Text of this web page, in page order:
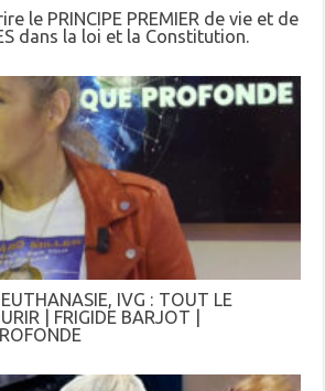
le PRINCIPE PREMIER de vie et de
dans la loi et la Constitution.
EUTHANASIE, IVG : TOUT LE
| FRIGIDE BARJOT |